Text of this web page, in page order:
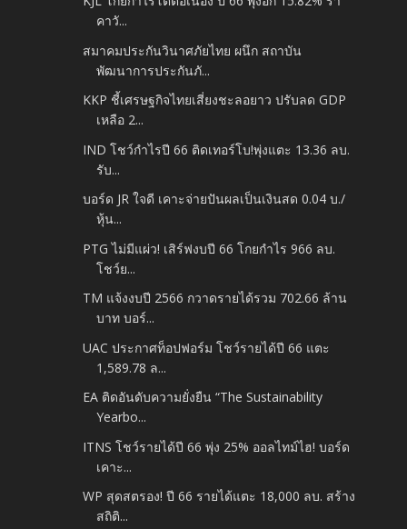
คาวั...
สมาคมประกันวินาศภัยไทย ผนึก สถาบัน
พัฒนาการประกันภั...
KKP ชี้เศรษฐกิจไทยเสี่ยงชะลอยาว ปรับลด GDP
เหลือ 2...
IND โชว์กำไรปี 66 ติดเทอร์โบ!พุ่งแตะ 13.36 ลบ.
รับ...
บอร์ด JR ใจดี เคาะจ่ายปันผลเป็นเงินสด 0.04 บ./
หุ้น...
PTG ไม่มีแผ่ว! เสิร์ฟงบปี 66 โกยกำไร 966 ลบ.
โชว์ย...
TM แจ้งงบปี 2566 กวาดรายได้รวม 702.66 ล้าน
บาท บอร์...
UAC ประกาศท็อปฟอร์ม โชว์รายได้ปี 66 แตะ
1,589.78 ล...
EA ติดอันดับความยั่งยืน “The Sustainability
Yearbo...
ITNS โชว์รายได้ปี 66 พุ่ง 25% ออลไทม์ไฮ! บอร์ด
เคาะ...
WP สุดสตรอง! ปี 66 รายได้แตะ 18,000 ลบ. สร้าง
สถิติ...